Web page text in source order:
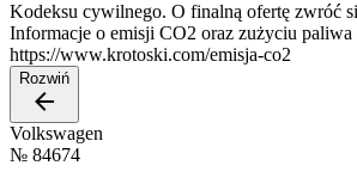
Kodeksu cywilnego. O finalną ofertę zwróć
Informacje o emisji CO2 oraz zużyciu paliwa
https://www.krotoski.com/emisja-co2
Rozwiń
Volkswagen
№ 84674